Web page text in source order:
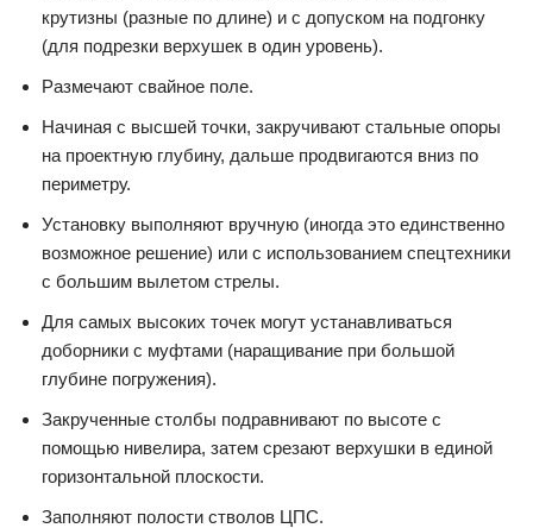
крутизны (разные по длине) и с допуском на подгонку
(для подрезки верхушек в один уровень).
Размечают свайное поле.
Начиная с высшей точки, закручивают стальные опоры
на проектную глубину, дальше продвигаются вниз по
периметру.
Установку выполняют вручную (иногда это единственно
возможное решение) или с использованием спецтехники
с большим вылетом стрелы.
Для самых высоких точек могут устанавливаться
доборники с муфтами (наращивание при большой
глубине погружения).
Закрученные столбы подравнивают по высоте с
помощью нивелира, затем срезают верхушки в единой
горизонтальной плоскости.
Заполняют полости стволов ЦПС.